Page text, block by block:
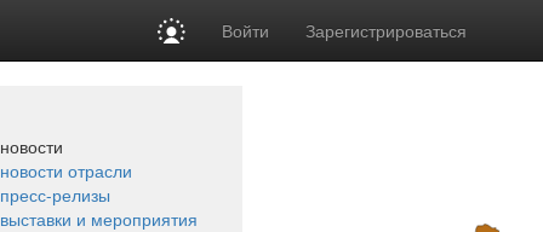
Войти Зарегистрироваться
новости
новости отрасли
пресс-релизы
выставки и мероприятия